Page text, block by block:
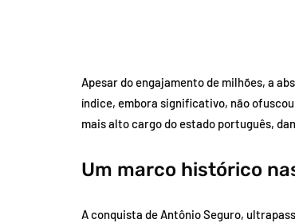
Apesar do engajamento de milhões, a
índice, embora significativo, não
mais alto cargo do estado português,
Um marco histórico
A conquista de Antônio Seguro,